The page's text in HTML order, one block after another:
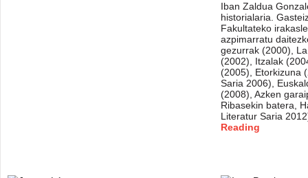
Iban Zaldua
historialaria.
Fakultateko
azpimarratu
gezurrak (2000),
(2002), Itzalak
(2005), Etorkizuna
Saria 2006),
(2008), Azken
Ribasekin batera,
Literatur Saria
Reading